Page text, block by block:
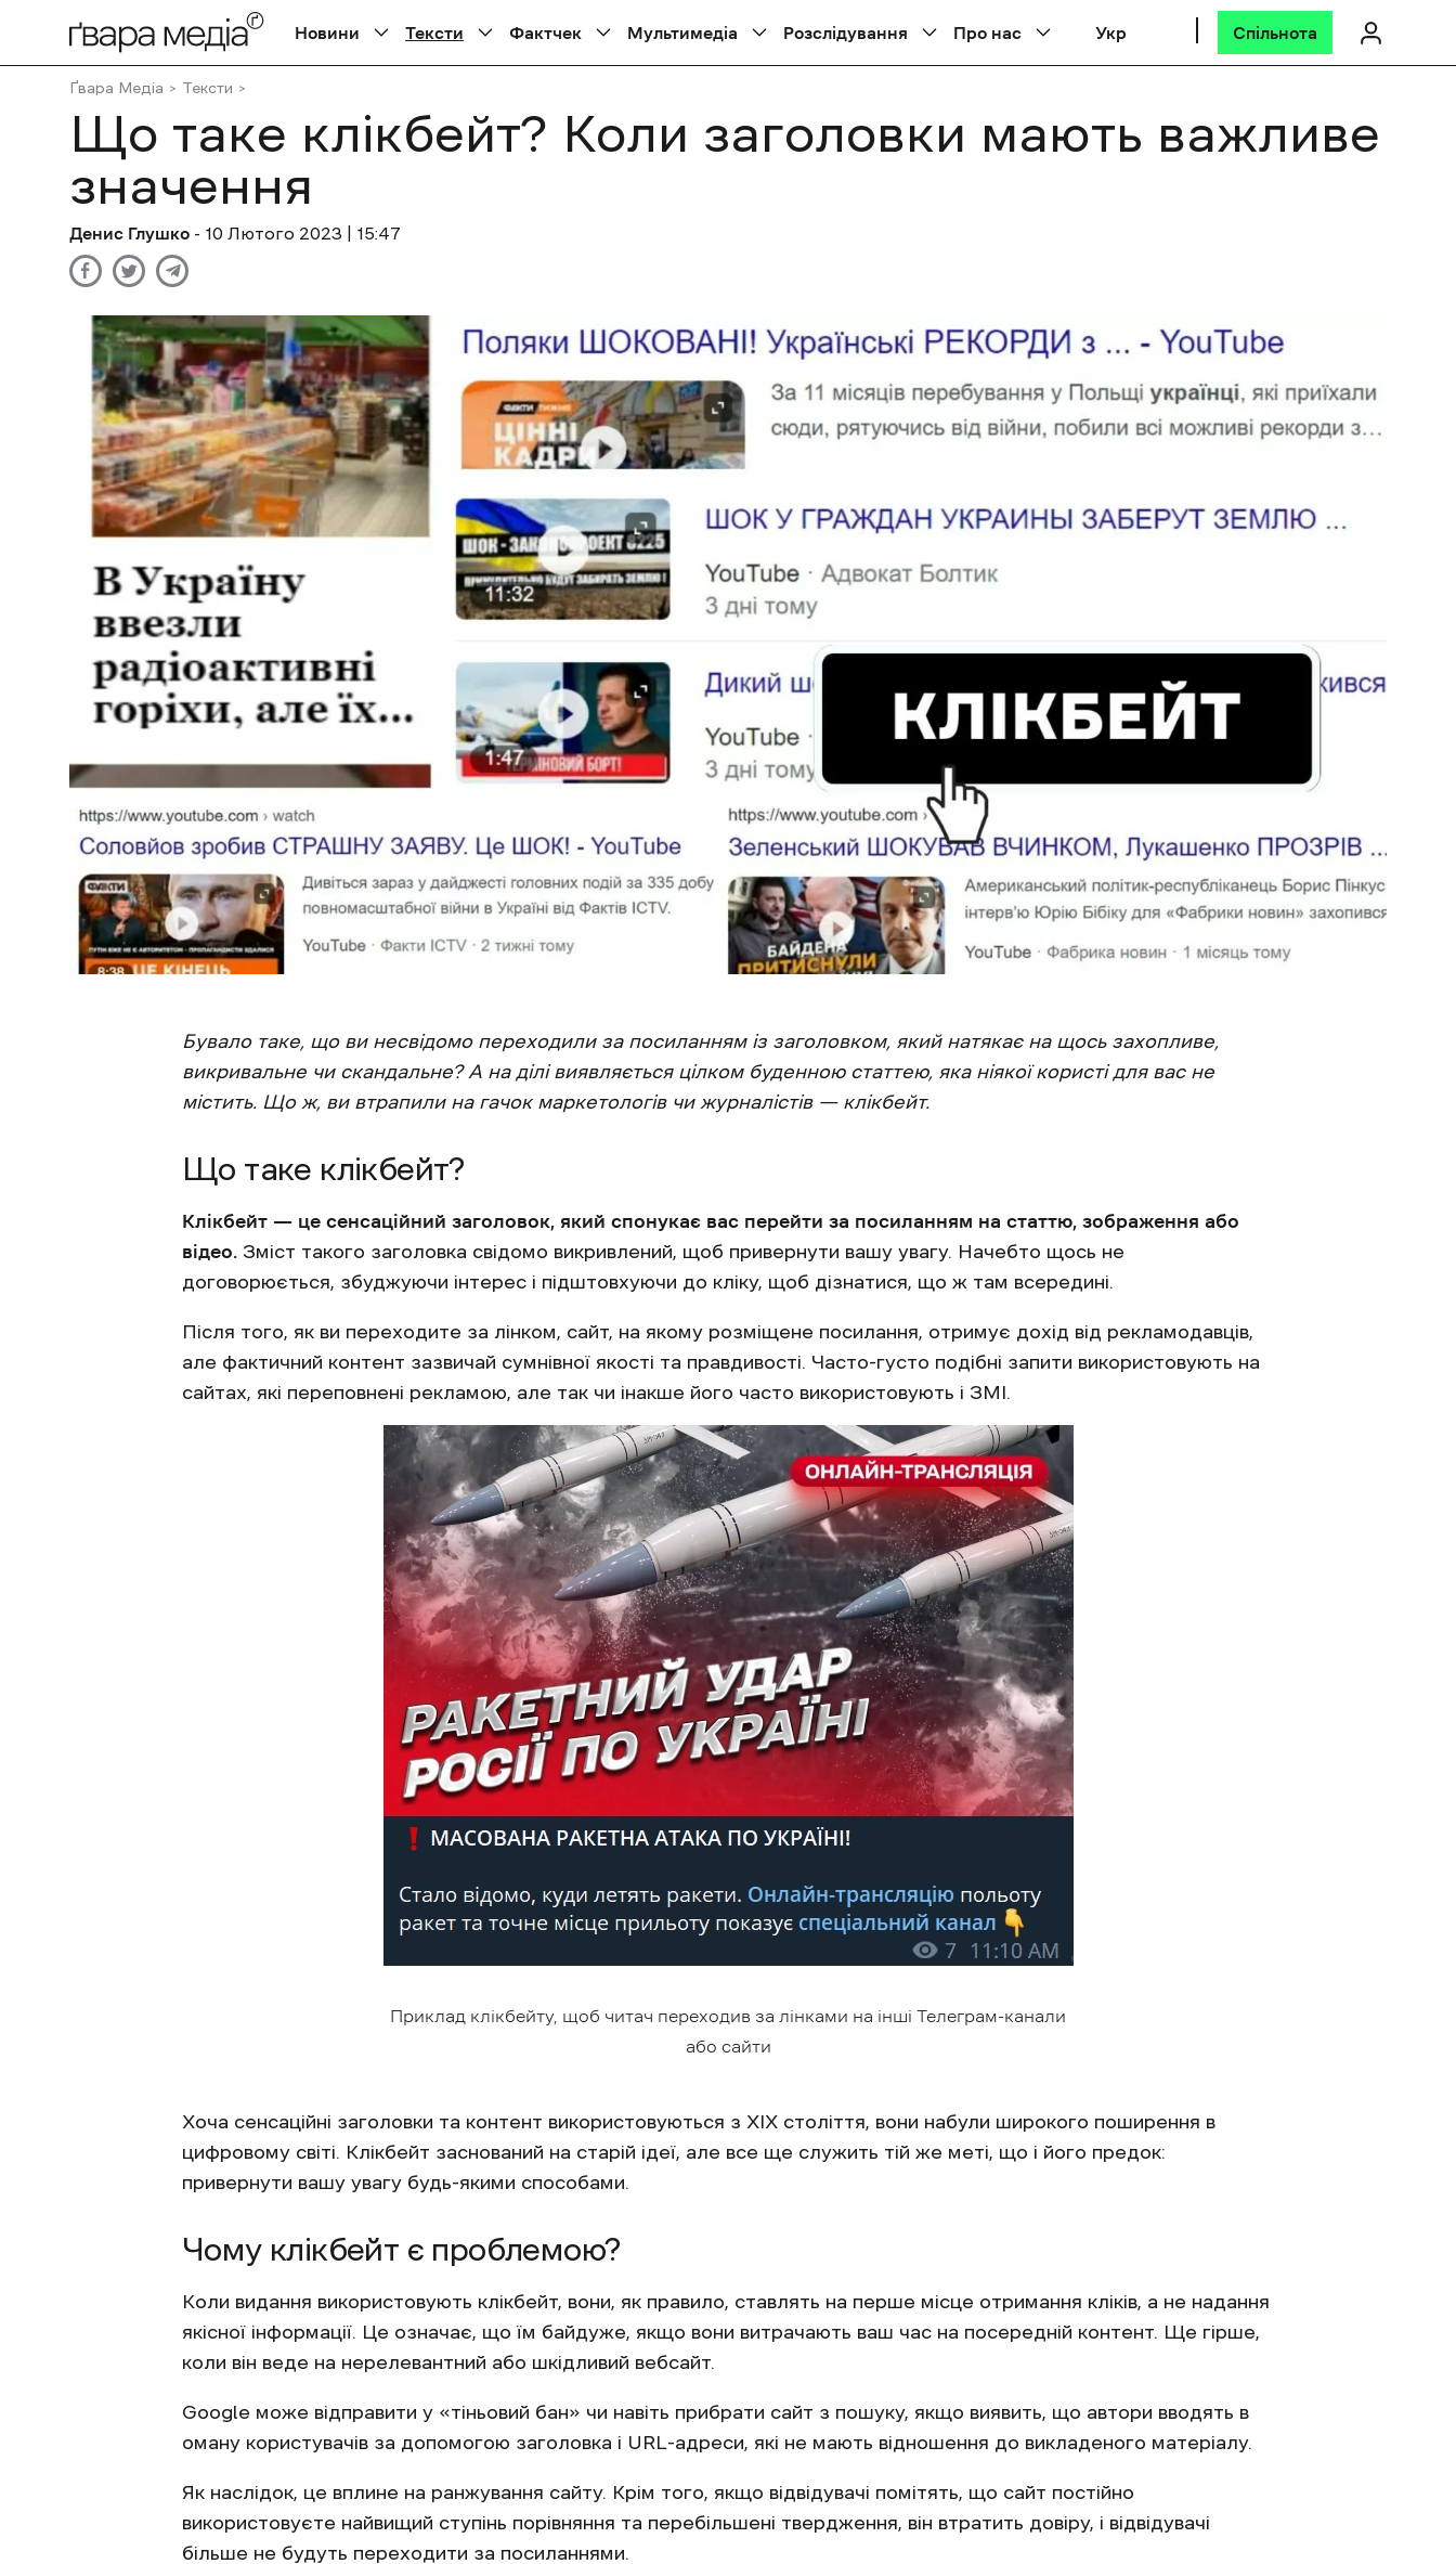
Новини Тексти Фактчек Мультимедіа Розслідування Про нас Укр Спільнота
Ґвара Медіа Тексти
Що таке клікбейт? Коли заголовки мають важливе
значення
Денис Глушко - 10 Лютого 2023 | 15:47
Бувало таке, що ви несвідомо переходили за посиланням із заголовком, який натякає на щось захопливе,
викривальне чи скандальне? А на ділі виявляється цілком буденною статтею, яка ніякої користі для вас не
містить. Що ж, ви втрапили на гачок маркетологів чи журналістів — клікбейт.
Що таке клікбейт?
Клікбейт — це сенсаційний заголовок, який спонукає вас перейти за посиланням на статтю, зображення або
відео. Зміст такого заголовка свідомо викривлений, щоб привернути вашу увагу. Начебто щось не
договорюється, збуджуючи інтерес і підштовхуючи до кліку, щоб дізнатися, що ж там всередині.
Після того, як ви переходите за лінком, сайт, на якому розміщене посилання, отримує дохід від рекламодавців,
але фактичний контент зазвичай сумнівної якості та правдивості. Часто-густо подібні запити використовують на
сайтах, які переповнені рекламою, але так чи інакше його часто використовують і ЗМІ.
Приклад клікбейту, щоб читач переходив за лінками на інші Телеграм-канали
або сайти
Хоча сенсаційні заголовки та контент використовуються з XIX століття, вони набули широкого поширення в
цифровому світі. Клікбейт заснований на старій ідеї, але все ще служить тій же меті, що і його предок:
привернути вашу увагу будь-якими способами.
Чому клікбейт є проблемою?
Коли видання використовують клікбейт, вони, як правило, ставлять на перше місце отримання кліків, а не надання
якісної інформації. Це означає, що їм байдуже, якщо вони витрачають ваш час на посередній контент. Ще гірше,
коли він веде на нерелевантний або шкідливий вебсайт.
Google може відправити у «тіньовий бан» чи навіть прибрати сайт з пошуку, якщо виявить, що автори вводять в
оману користувачів за допомогою заголовка і URL-адреси, які не мають відношення до викладеного матеріалу.
Як наслідок, це вплине на ранжування сайту. Крім того, якщо відвідувачі помітять, що сайт постійно
використовуєте найвищий ступінь порівняння та перебільшені твердження, він втратить довіру, і відвідувачі
більше не будуть переходити за посиланнями.